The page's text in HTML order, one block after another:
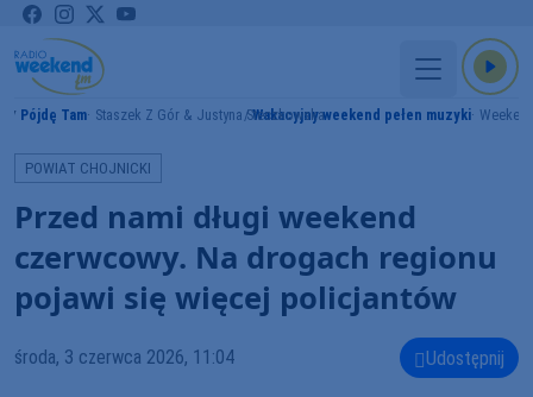
Pójdę Tam Staszek Z Gór & Justyna SteczkowskaWakacyjny weekend pełen muzyki
POWIAT CHOJNICKI
Przed nami długi weekend
czerwcowy. Na drogach regionu
pojawi się więcej policjantów
środa, 3 czerwca 2026, 11:04 Udostępnij